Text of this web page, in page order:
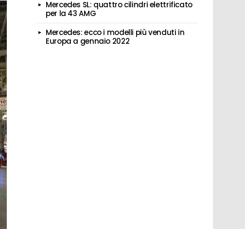
Mercedes SL: quattro cilindri elettrificato
per la 43 AMG
Mercedes: ecco i modelli più venduti in
Europa a gennaio 2022